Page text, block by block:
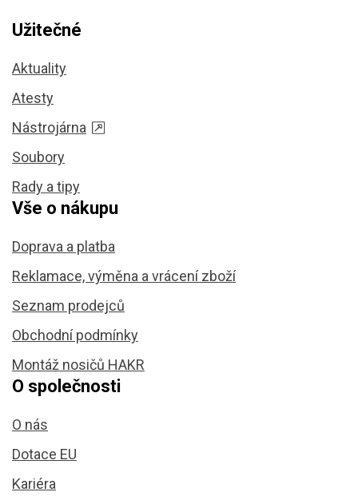
Užitečné
Aktuality
Atesty
Nástrojárna
Soubory
Rady a tipy
Vše o nákupu
Doprava a platba
Reklamace, výměna a vrácení zboží
Seznam prodejců
Obchodní podmínky
Montáž nosičů HAKR
O společnosti
O nás
Dotace EU
Kariéra